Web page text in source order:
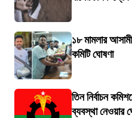
১৮ মামলার
কমিটি ঘোষণা
তিন নির্বাচন
ব্যবস্থা নেওয়ার